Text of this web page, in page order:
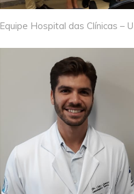
Equipe Hospital das Clínicas –